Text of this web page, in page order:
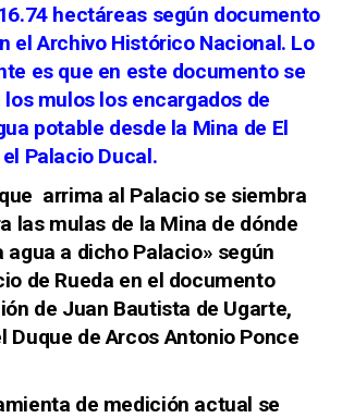
hectáreas según documento
el Archivo Histórico Nacional. Lo
es que en este documento se
mulos los encargados de
potable desde la Mina de El
Palacio Ducal.
arrima al Palacio se siembra
las mulas de la Mina de dónde
agua a dicho Palacio» según
de Rueda en el documento
de Juan Bautista de Ugarte,
Duque de Arcos Antonio Ponce
de medición actual se